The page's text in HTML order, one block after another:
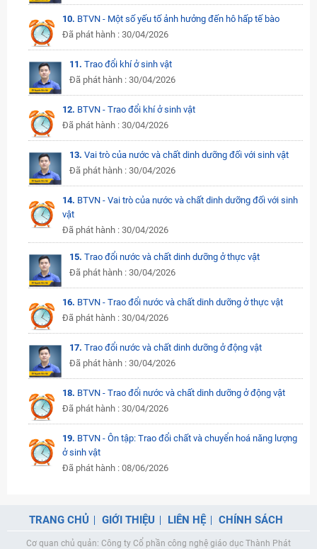
10. BTVN - Một số yếu tố ảnh hưởng đến hô hấp tế bào
Đã phát hành : 30/04/2026
11. Trao đổi khí ở sinh vật
Đã phát hành : 30/04/2026
12. BTVN - Trao đổi khí ở sinh vật
Đã phát hành : 30/04/2026
13. Vai trò của nước và chất dinh dưỡng đối với sinh vật
Đã phát hành : 30/04/2026
14. BTVN - Vai trò của nước và chất dinh dưỡng đối với sinh
vật
Đã phát hành : 30/04/2026
15. Trao đổi nước và chất dinh dưỡng ở thực vật
Đã phát hành : 30/04/2026
16. BTVN - Trao đổi nước và chất dinh dưỡng ở thực vật
Đã phát hành : 30/04/2026
17. Trao đổi nước và chất dinh dưỡng ở động vật
Đã phát hành : 30/04/2026
18. BTVN - Trao đổi nước và chất dinh dưỡng ở động vật
Đã phát hành : 30/04/2026
19. BTVN - Ôn tập: Trao đổi chất và chuyển hoá năng lượng
ở sinh vật
Đã phát hành : 08/06/2026
TRANG CHỦ GIỚI THIỆU LIÊN HỆ CHÍNH SÁCH
Cơ quan chủ quản: Công ty Cổ phần công nghệ giáo dục Thành Phát